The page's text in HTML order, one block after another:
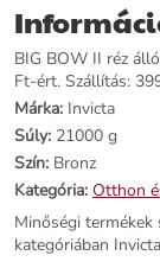
formavilággal. A
hogy még inkább
Főbb
Név:BIG BOW II
Ár:109890 Ft
Márka:Invicta
Kategória:
Tömeg:21000 g
Szín:Bronz
BIG BOW II réz
Ft-ért. Szállítás:
Márka: Invicta
Súly: 21000 g
Szín: Bronz
Kategória: Otthon
Minőségi termékek
kategóriában